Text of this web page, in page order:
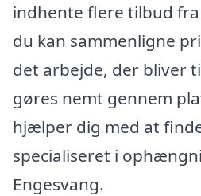
indhente flere tilbud
du kan sammenligne
det arbejde, der bliver
gøres nemt gennem
hjælper dig med at
specialiseret i
Engesvang.